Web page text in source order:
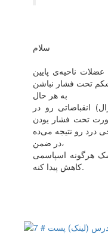
سلام
ناحیه‌ی پایین
تحت فشار نباشن
به هر حال
انقباضاتی رو در
تحت فشار یودن
درد رو نتیجه می‌ده
در ضمن،
هرگونه اسپاسمی
کاهش پیدا کنه.